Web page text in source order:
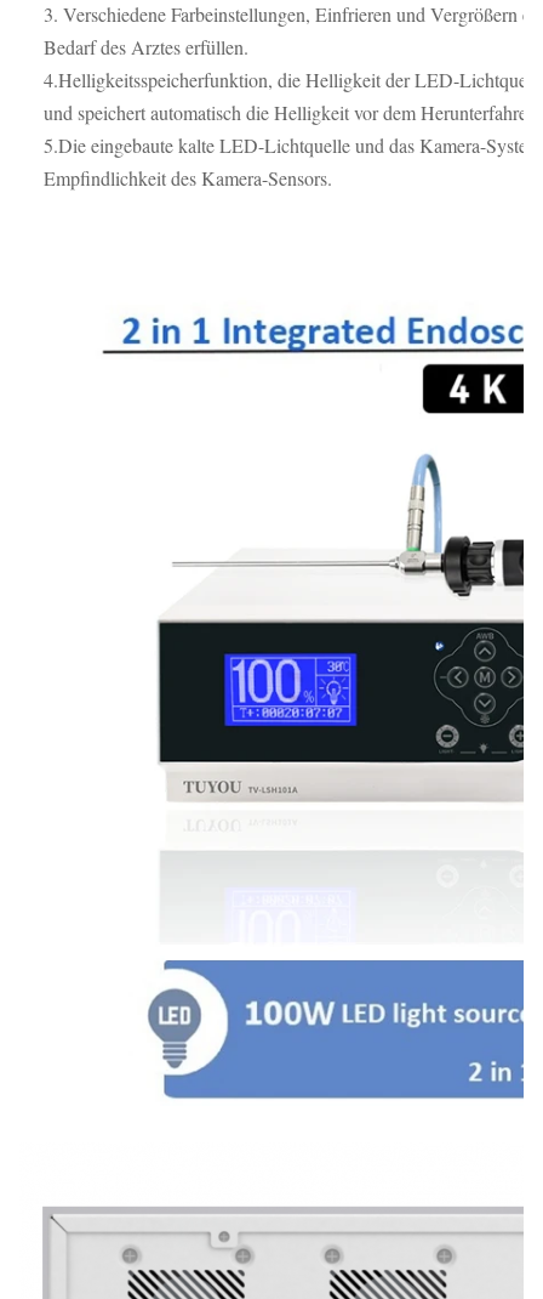
3. Verschiedene Farbeinstellungen, Einfrieren und Vergrößern
Bedarf des Arztes erfüllen.
4.Helligkeitsspeicherfunktion, die Helligkeit der LED-
und speichert automatisch die Helligkeit vor dem Herunterfahren
5.Die eingebaute kalte LED-Lichtquelle und das Kamera-
Empfindlichkeit des Kamera-Sensors.